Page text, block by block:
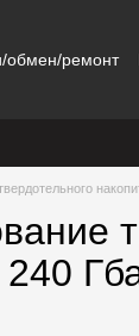
обмен/ремонт